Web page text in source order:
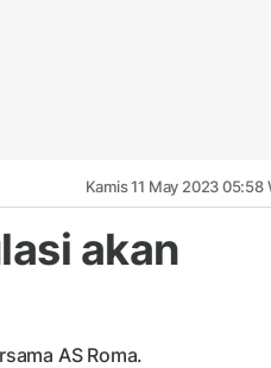
Kamis 11 May 2023 05:58
akan
AS Roma.